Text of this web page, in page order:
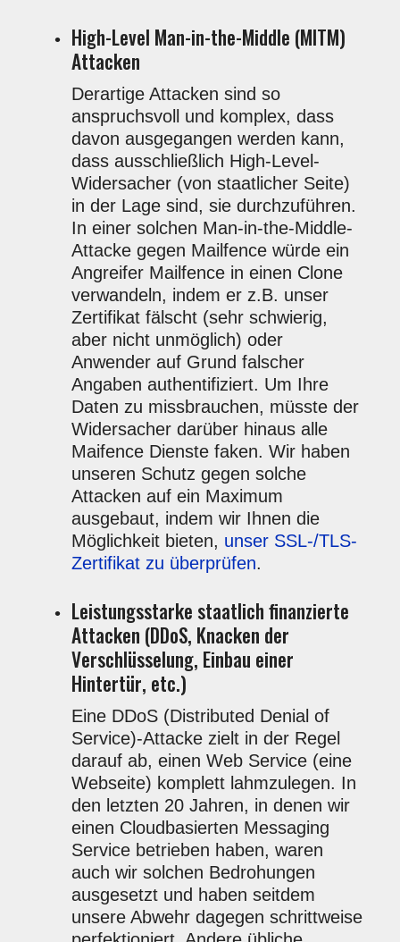
High-Level Man-in-the-Middle (MITM)
Attacken
Derartige Attacken sind so
anspruchsvoll und komplex, dass
davon ausgegangen werden kann,
dass ausschließlich High-Level-
Widersacher (von staatlicher Seite)
in der Lage sind, sie durchzuführen.
In einer solchen Man-in-the-Middle-
Attacke gegen Mailfence würde ein
Angreifer Mailfence in einen Clone
verwandeln, indem er z.B. unser
Zertifikat fälscht (sehr schwierig,
aber nicht unmöglich) oder
Anwender auf Grund falscher
Angaben authentifiziert. Um Ihre
Daten zu missbrauchen, müsste der
Widersacher darüber hinaus alle
Maifence Dienste faken. Wir haben
unseren Schutz gegen solche
Attacken auf ein Maximum
ausgebaut, indem wir Ihnen die
Möglichkeit bieten, unser SSL-/TLS-
Zertifikat zu überprüfen
Leistungsstarke staatlich finanzierte
Attacken (DDoS, Knacken der
Verschlüsselung, Einbau einer
Hintertür, etc.)
Eine DDoS (Distributed Denial of
Service)-Attacke zielt in der Regel
darauf ab, einen Web Service (eine
Webseite) komplett lahmzulegen. In
den letzten 20 Jahren, in denen wir
einen Cloudbasierten Messaging
Service betrieben haben, waren
auch wir solchen Bedrohungen
ausgesetzt und haben seitdem
unsere Abwehr dagegen schrittweise